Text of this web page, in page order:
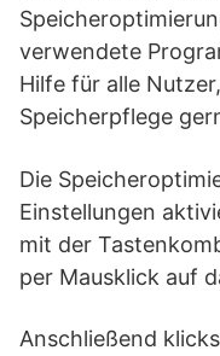
verwendete
Hilfe für alle
Speicherpflege
Die
Einstellungen
mit der
per Mausklick auf
Anschließend